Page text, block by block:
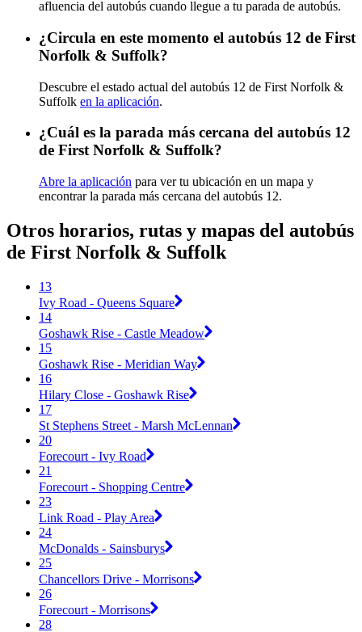
afluencia del autobús cuando llegue a tu parada de autobús.
¿Circula en este momento el autobús 12 de First
Norfolk & Suffolk?
Descubre el estado actual del autobús 12 de First Norfolk &
Suffolk en la aplicación.
¿Cuál es la parada más cercana del autobús 12
de First Norfolk & Suffolk?
Abre la aplicación para ver tu ubicación en un mapa y
encontrar la parada más cercana del autobús 12.
Otros horarios, rutas y mapas del autobús
de First Norfolk & Suffolk
13
Ivy Road - Queens Square
14
Goshawk Rise - Castle Meadow
15
Goshawk Rise - Meridian Way
16
Hilary Close - Goshawk Rise
17
St Stephens Street - Marsh McLennan
20
Forecourt - Ivy Road
21
Forecourt - Shopping Centre
23
Link Road - Play Area
24
McDonalds - Sainsburys
25
Chancellors Drive - Morrisons
26
Forecourt - Morrisons
28